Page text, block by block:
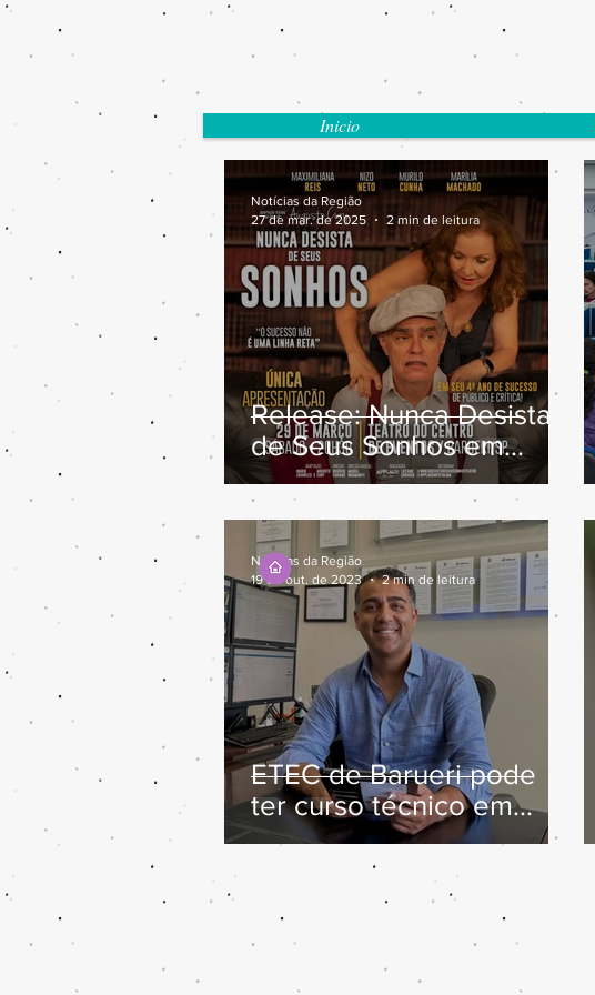
Inicio
Release: Nunca Desista
de Seus Sonhos em
Barueri dia 29/03
Notícias da Região
27 de mar. de 2025
2 min de leitura
ETEC de Barueri pode
ter curso técnico em
Sistemas de Energia
Renovável
Notícias da Região
19 de out. de 2023
2 min de leitura